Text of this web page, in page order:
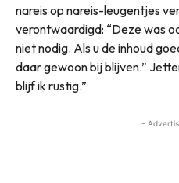
nareis op nareis-leugentjes
verontwaardigd: “Deze was
niet nodig. Als u de inhoud
daar gewoon bij blijven.”
blijf ik rustig.”
-